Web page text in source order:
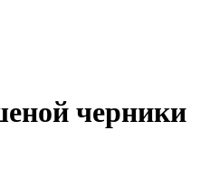
черники